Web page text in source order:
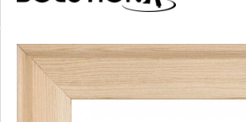
Bildergalerie überspringen